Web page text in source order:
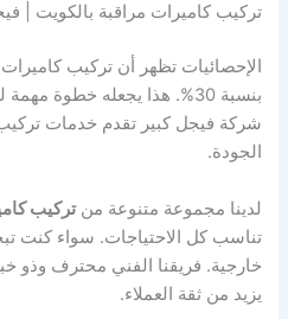
تركيب كاميرات مراقبة بالكويت |
الإحصائيات تظهر أن تركيب
بنسبة 30%. هذا يجعله خطوة
شركة فيجل كبير تقدم خدمات تركيب
الجودة.
لدينا مجموعة متنوعة منتركيب
تناسب كل الاحتياجات. سواء كنت
خارجية. فريقنا الفني محترف وذو
يزيد من ثقة العملاء.